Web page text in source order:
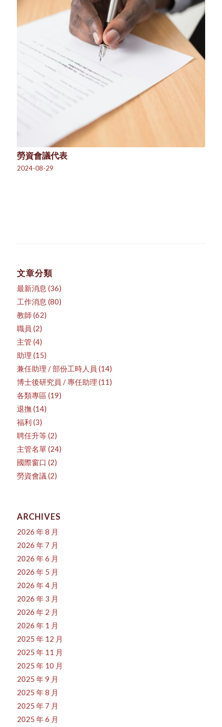
勞資會議代表
2024-08-29
文章分類
最新消息 (36)
工作消息 (80)
教師 (62)
職員 (2)
主管 (4)
助理 (15)
兼任助理 / 部份工時人員 (14)
博士後研究員 / 專任助理 (11)
各類專區 (19)
退撫(14)
福利 (3)
聘任升等(2)
主管名單(24)
國際窗口 (2)
勞資會議 (2)
ARCHIVES
2026 年 8 月
2026 年 7 月
2026 年 6 月
2026 年 5 月
2026 年 4 月
2026 年 3 月
2026 年 2 月
2026 年 1 月
2025 年 12 月
2025 年 11 月
2025 年 10 月
2025 年 9 月
2025 年 8 月
2025 年 7 月
2025 年 6 月